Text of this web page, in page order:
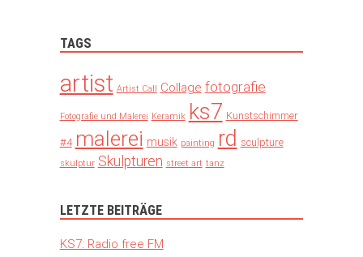
TAGS
artist Artist Call Collage fotografie
Fotografie und Malerei Keramik ks7 Kunstschimmer
#4 malerei musik painting rd sculpture
skulptur Skulpturen street art tanz
LETZTE BEITRÄGE
KS7: Radio free FM